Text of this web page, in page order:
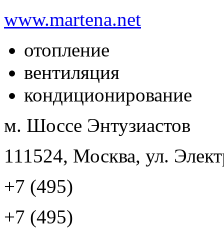
www.martena.net
отопление
вентиляция
кондиционирование
м. Шоссе Энтузиастов
111524, Москва, ул.
+7 (495)
+7 (495)